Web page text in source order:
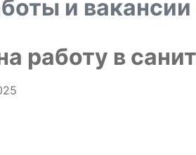
и вакансии
работу в